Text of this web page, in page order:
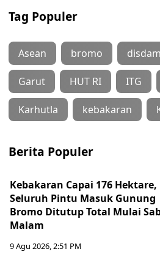
Tag Populer
Asean bromo
Garut HUT RI ITG
Karhutla kebakaran
Berita Populer
Kebakaran Capai 176 Hektare,
Seluruh Pintu Masuk Gunung
Bromo Ditutup Total Mulai
Malam
9 Agu 2026, 2:51 PM